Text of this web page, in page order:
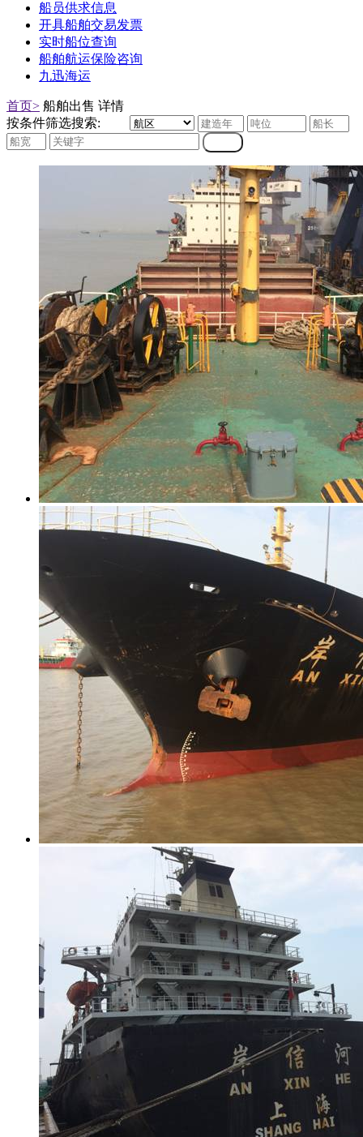
船员供求信息
开具船舶交易发票
实时船位查询
船舶航运保险咨询
九迅海运
首页> 船舶出售 详情
按条件筛选搜索: